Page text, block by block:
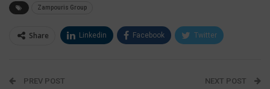
Zampouris Group
Share Linkedin Facebook Twitter
PREV POST NEXT POST